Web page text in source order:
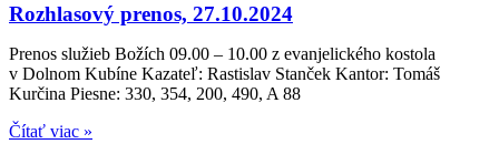
Rozhlasový prenos, 27.10.2024
Prenos služieb Božích 09.00 – 10.00 z evanjelického kostola
v Dolnom Kubíne Kazateľ: Rastislav Stanček Kantor: Tomáš
Kurčina Piesne: 330, 354, 200, 490, A 88
Čítať viac »